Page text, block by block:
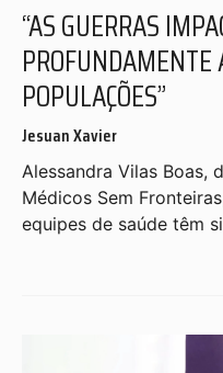
“AS GUERRAS
PROFUNDAMENTE
POPULAÇÕES”
Jesuan Xavier
Alessandra Vilas Boas,
Médicos Sem
equipes de saúde têm